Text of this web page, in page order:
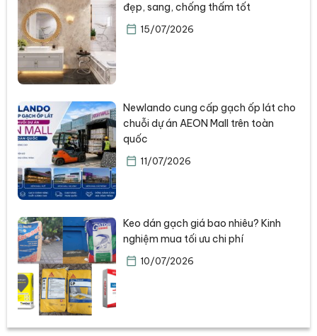
đẹp, sang, chống thấm tốt
15/07/2026
Newlando cung cấp gạch ốp lát cho
chuỗi dự án AEON Mall trên toàn
quốc
11/07/2026
Keo dán gạch giá bao nhiêu? Kinh
nghiệm mua tối ưu chi phí
10/07/2026